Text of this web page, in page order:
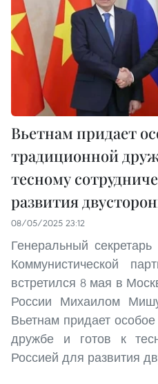
Вьетнам придает
традиционной
тесному
развития
08/05/2025 23:12
Генеральный
Коммунистической
встретился 8 мая в
России Михаилом
Вьетнам придает
дружбе и готов к
Россией для развития